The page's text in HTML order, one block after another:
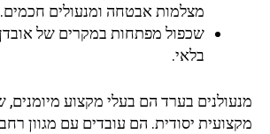
מצלמות אבטחה ומנעולים חכמים.
שכפול מפתחות במקרים של
בלאי.
מנעולנים בערד הם בעלי מקצוע
מקצועית יסודית. הם עובדים עם מגוון